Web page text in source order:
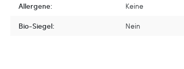
Allergene:
Keine
Bio-Siegel:
Nein